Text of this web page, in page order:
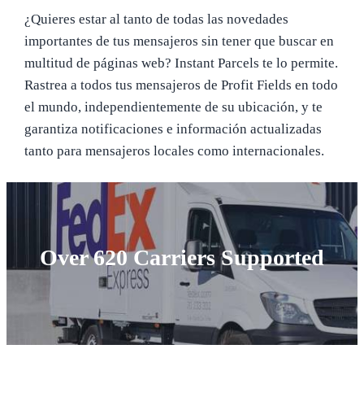
¿Quieres estar al tanto de todas las novedades
importantes de tus mensajeros sin tener que buscar en
multitud de páginas web? Instant Parcels te lo permite.
Rastrea a todos tus mensajeros de Profit Fields en todo
el mundo, independientemente de su ubicación, y te
garantiza notificaciones e información actualizadas
tanto para mensajeros locales como internacionales.
Over 620 Carriers Supported